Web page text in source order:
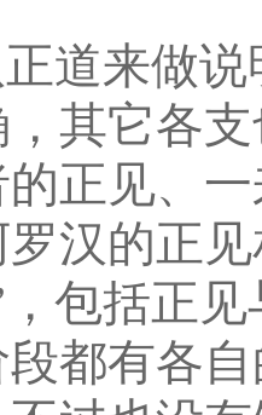
道来做
其它各
正见、
汉的正
包括正
都有各